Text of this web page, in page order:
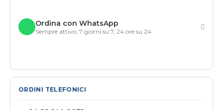
Ordina con WhatsApp
Sempre attivo, 7 giorni su 7, 24 ore su 24
ORDINI TELEFONICI